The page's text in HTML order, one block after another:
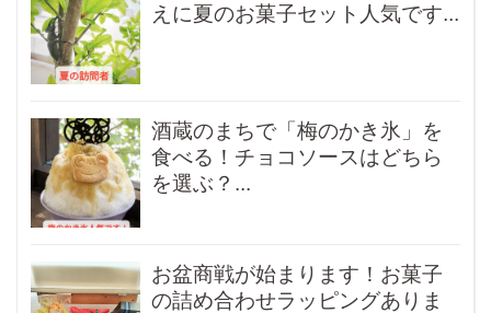
えに夏のお菓子セット人気です...
酒蔵のまちで「梅のかき氷」を
食べる！チョコソースはどちら
を選ぶ？...
お盆商戦が始まります！お菓子
の詰め合わせラッピングありま